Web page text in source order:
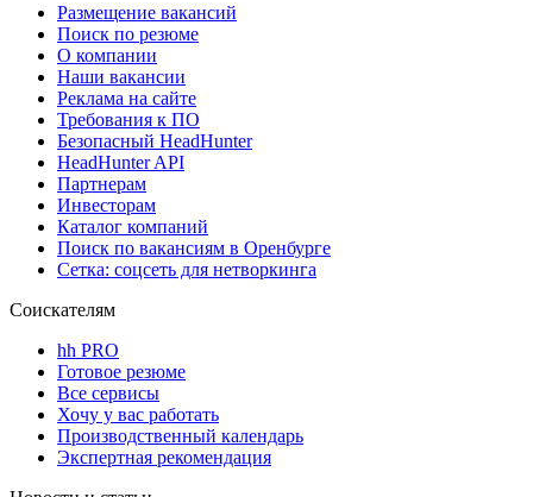
Размещение вакансий
Поиск по резюме
О компании
Наши вакансии
Реклама на сайте
Требования к ПО
Безопасный HeadHunter
HeadHunter API
Партнерам
Инвесторам
Каталог компаний
Поиск по вакансиям в Оренбурге
Сетка: соцсеть для нетворкинга
Соискателям
hh PRO
Готовое резюме
Все сервисы
Хочу у вас работать
Производственный календарь
Экспертная рекомендация